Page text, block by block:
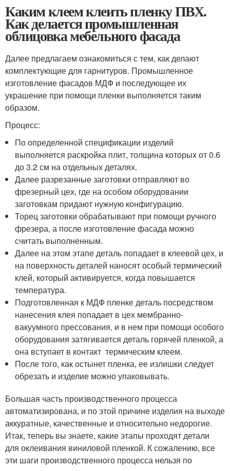
Каким клеем клеить пленку ПВХ.
Как делается промышленная
облицовка мебельного фасада
Далее предлагаем ознакомиться с тем, как делают
комплектующие для гарнитуров. Промышленное
изготовление фасадов МДФ и последующее их
украшение при помощи пленки выполняется таким
образом.
Процесс:
По определенной спецификации изделий
выполняется раскройка плит, толщина которых от 0.6
до 3.2 см на отдельных деталях.
Далее разрезанные заготовки отправляют во
фрезерный цех, где на особом оборудовании
заготовкам придают нужную конфигурацию.
Торец заготовки обрабатывают при помощи ручного
фрезера, а после изготовление фасада можно
считать выполненным.
Далее на этом этапе деталь попадает в клеевой цех, и
на поверхность деталей наносят особый термический
клей, который активируется, когда повышается
температура.
Подготовленная к МДФ пленке деталь посредством
нанесения клея попадает в цех мембранно-
вакуумного прессования, и в нем при помощи особого
оборудования затягивается деталь горячей пленкой, а
она вступает в контакт термическим клеем.
После того, как остынет пленка, ее излишки следует
обрезать и изделие можно упаковывать.
Большая часть производственного процесса
автоматизирована, и по этой причине изделия на выходе
аккуратные, качественные и относительно недорогие.
Итак, теперь вы знаете, какие этапы проходят детали
для оклеивания виниловой пленкой. К сожалению, все
эти шаги производственного процесса нельзя по